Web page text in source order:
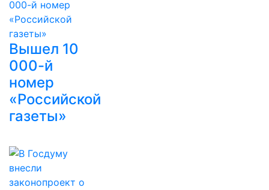
Вышел 10
000-й
номер
«Российской
газеты»